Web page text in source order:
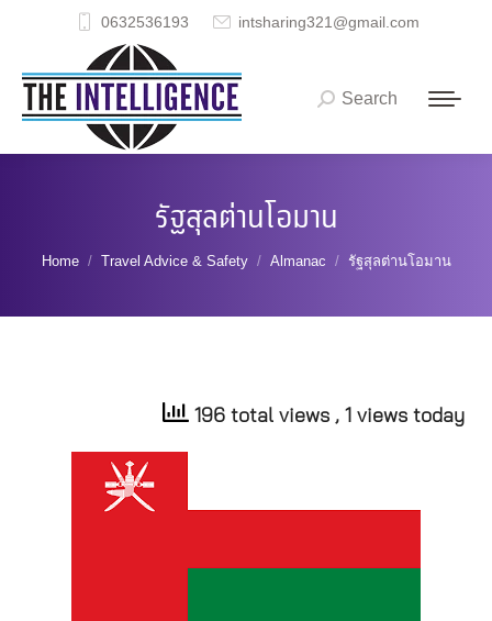
0632536193 intsharing321@gmail.com
Search:
Search
รัฐสุลต่านโอมาน
You are here:
Home Travel Advice & Safety Almanac รัฐสุลต่านโอมาน
196 total views , 1 views today